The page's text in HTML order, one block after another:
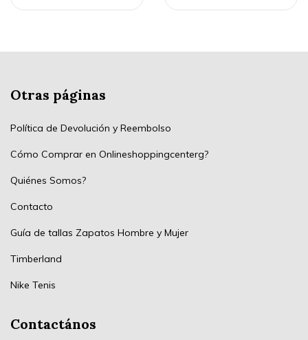
Otras páginas
Política de Devolución y Reembolso
Cómo Comprar en Onlineshoppingcenterg?
Quiénes Somos?
Contacto
Guía de tallas Zapatos Hombre y Mujer
Timberland
Nike Tenis
Contactános